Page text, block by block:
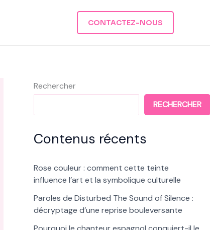
CONTACTEZ-NOUS
Rechercher
RECHERCHER
Contenus récents
Rose couleur : comment cette teinte
influence l’art et la symbolique culturelle
Paroles de Disturbed The Sound of Silence :
décryptage d’une reprise bouleversante